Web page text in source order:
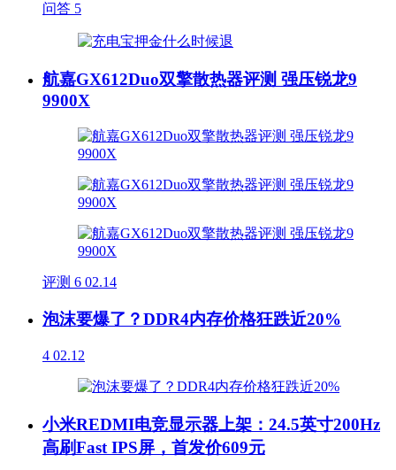
问答 5
航嘉GX612Duo双擎散热器评测 强压锐龙9
9900X
评测 6 02.14
泡沫要爆了？DDR4内存价格狂跌近20%
4 02.12
小米REDMI电竞显示器上架：24.5英寸200Hz
高刷Fast IPS屏，首发价609元